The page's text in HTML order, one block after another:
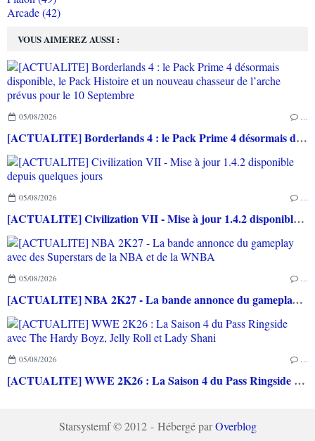
VOUS AIMEREZ AUSSI :
05/08/2026
[ACTUALITE] Borderlands 4 : le Pack Prime 4 désormais disponible, le Pack Histoire et un nouveau chasseur de l’arche prévus pour le 10 Septembre
05/08/2026
[ACTUALITE] Civilization VII - Mise à jour 1.4.2 disponible depuis quelques jours
05/08/2026
[ACTUALITE] NBA 2K27 - La bande annonce du gameplay avec des Superstars de la NBA et de la WNBA
05/08/2026
[ACTUALITE] WWE 2K26 : La Saison 4 du Pass Ringside avec The Hardy Boyz, Jelly Roll et Lady Shani
Arcade (42)
Starsystemf © 2012 - Hébergé parOverblog